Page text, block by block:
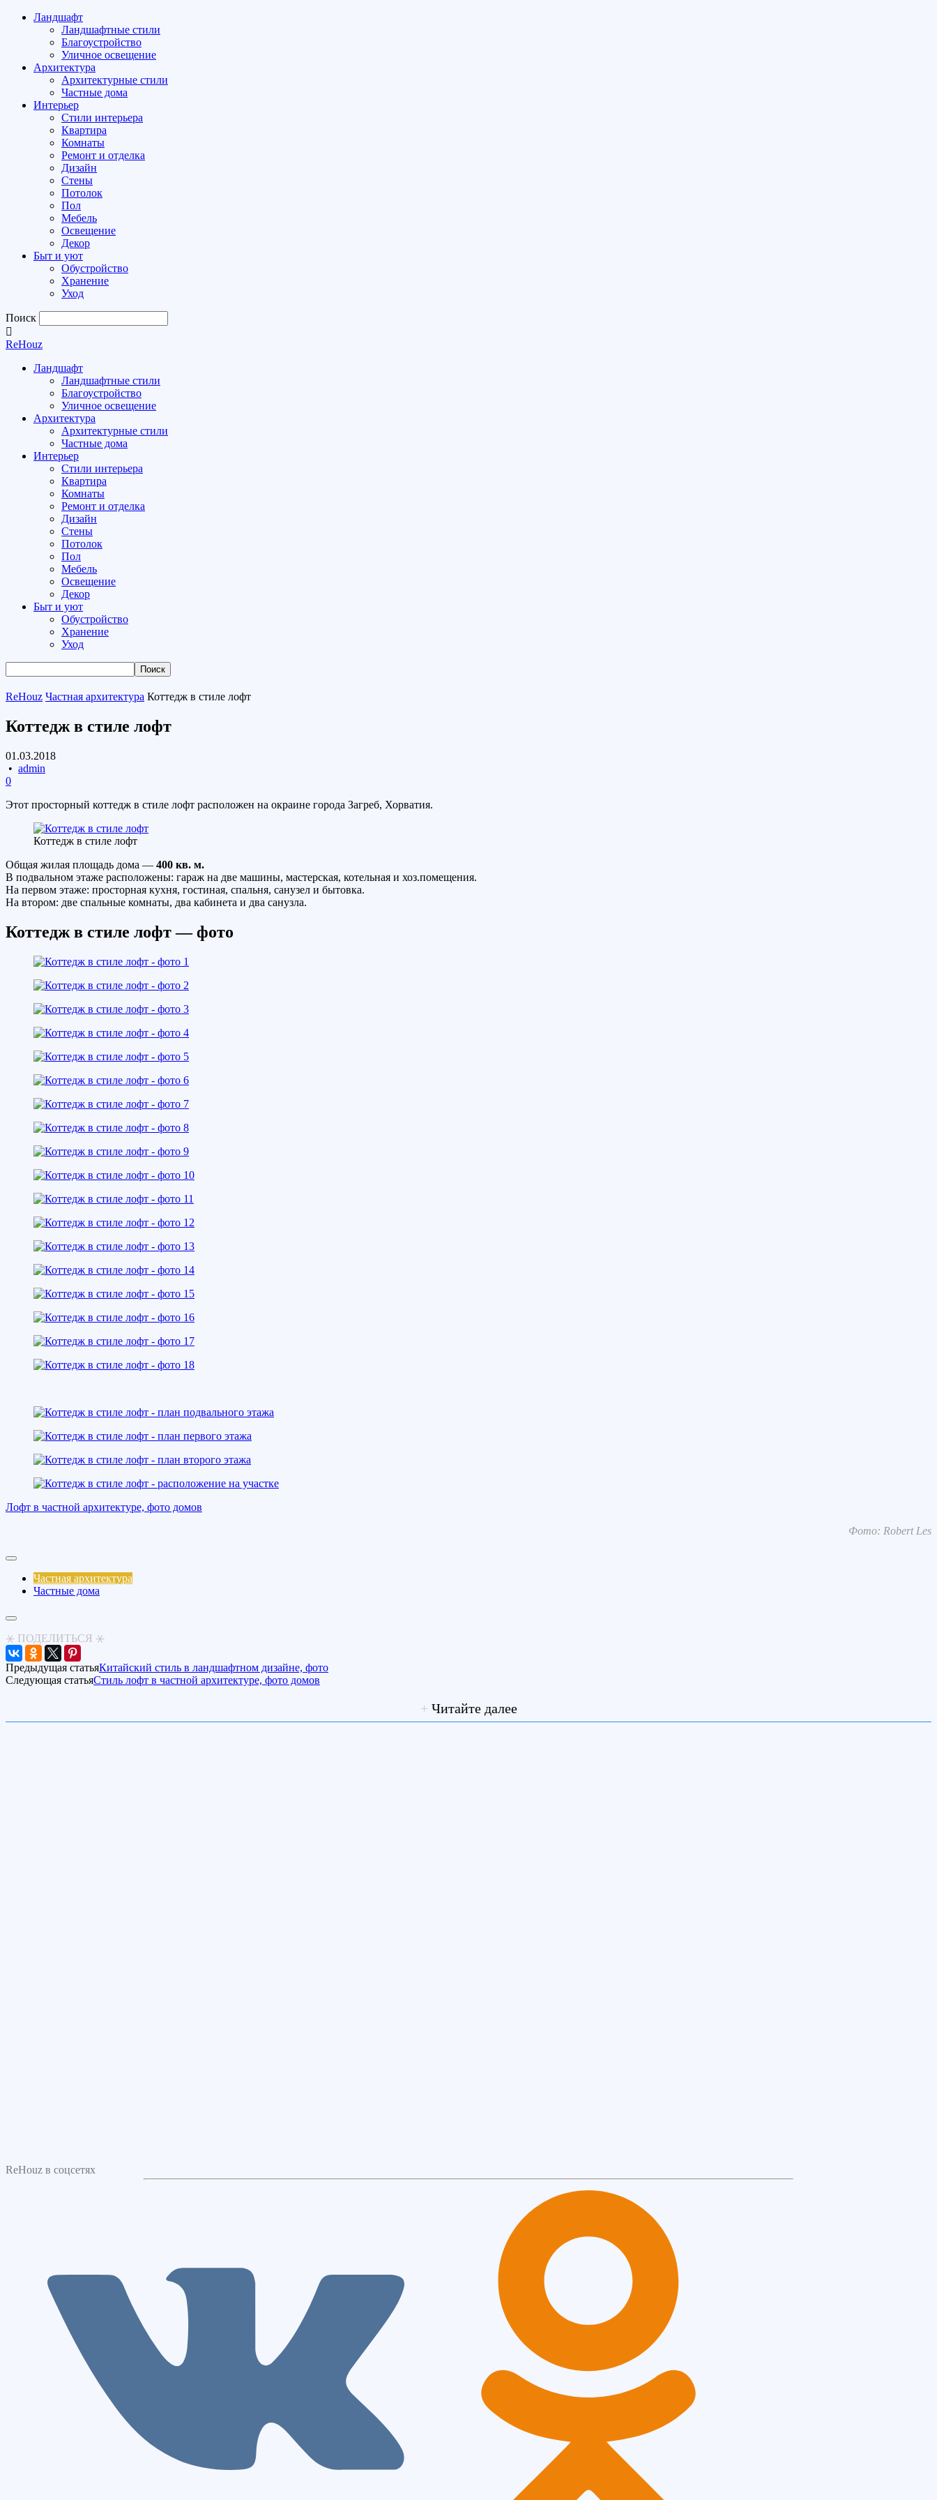
Ландшафт
Ландшафтные стили
Благоустройство
Уличное освещение
Архитектура
Архитектурные стили
Частные дома
Интерьер
Стили интерьера
Квартира
Комнаты
Ремонт и отделка
Дизайн
Стены
Потолок
Пол
Мебель
Освещение
Декор
Быт и уют
Обустройство
Хранение
Уход
Поиск
ReHouz
Ландшафт
Ландшафтные стили
Благоустройство
Уличное освещение
Архитектура
Архитектурные стили
Частные дома
Интерьер
Стили интерьера
Квартира
Комнаты
Ремонт и отделка
Дизайн
Стены
Потолок
Пол
Мебель
Освещение
Декор
Быт и уют
Обустройство
Хранение
Уход
ReHouz Частная архитектура Коттедж в стиле лофт
Коттедж в стиле лофт
01.03.2018
• admin
0
Этот просторный коттедж в стиле лофт расположен на окраине города Загреб, Хорватия.
Коттедж в стиле лофт
Общая жилая площадь дома — 400 кв. м.
В подвальном этаже расположены: гараж на две машины, мастерская, котельная и хоз.помещения.
На первом этаже: просторная кухня, гостиная, спальня, санузел и бытовка.
На втором: две спальные комнаты, два кабинета и два санузла.
Коттедж в стиле лофт — фото
Лофт в частной архитектуре, фото домов
Фото: Robert Les
Частная архитектура
Частные дома
⚹ ПОДЕЛИТЬСЯ ⚹
Предыдущая статьяКитайский стиль в ландшафтном дизайне, фото
Следующая статьяСтиль лофт в частной архитектуре, фото домов
+ Читайте далее
ReHouz в соцсетях